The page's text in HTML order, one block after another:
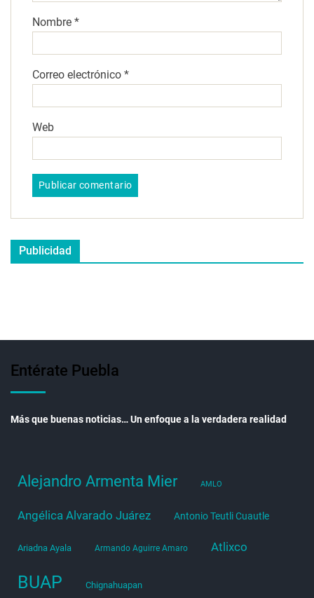
Nombre *
Correo electrónico *
Web
Publicidad
Entérate Puebla
Más que buenas noticias… Un enfoque a la verdadera realidad
Alejandro Armenta Mier AMLO
Angélica Alvarado Juárez Antonio Teutli Cuautle
Ariadna Ayala Armando Aguirre Amaro Atlixco
BUAP Chignahuapan